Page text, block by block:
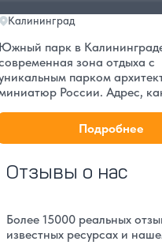
Калининград
парк в
зона отдыха с
парком
России. Адрес,
Подробнее
Отзывы о нас
Более 15000 реальных
известных ресурсах и